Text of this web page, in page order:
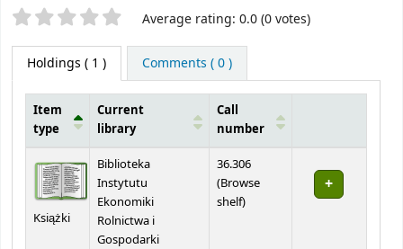
Star ratings Average rating: 0.0 (0 votes)
Holdings ( 1 ) Comments ( 0 )
Item
type
Current
library
Call
number
Książki
Biblioteka
Instytutu
Ekonomiki
Rolnictwa i
Gospodarki
36.306
(Browse
shelf(Opens below)
)